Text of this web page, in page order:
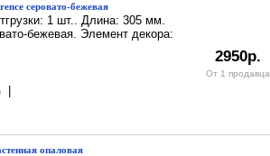
серовато-бежевая
1 шт.. Длина: 305 мм.
бежевая. Элемент декора:
2950р.
От 1 продавца
опаловая